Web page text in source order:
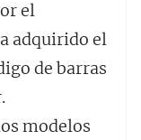
el
adquirido el
de barras
modelos